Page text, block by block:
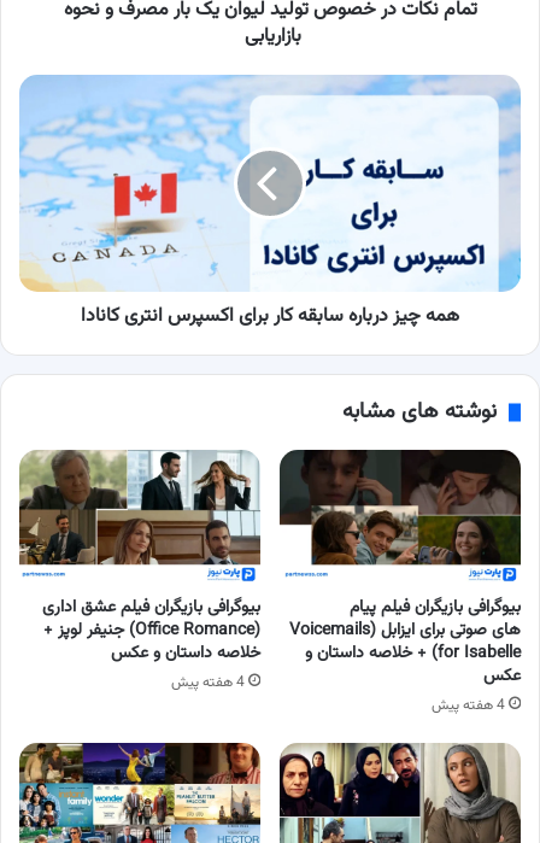
تمام نکات در خصوص تولید لیوان یک بار مصرف و نحوه
بازاریابی
همه
چیز
درباره
سابقه
انتری
کانادا
همه چیز درباره سابقه کار برای اکسپرس انتری کانادا
نوشته های مشابه
بیوگرافی بازیگران فیلم پیام
های صوتی برای ایزابل (Voicemails
for Isabelle) + خلاصه داستان و
عکس
4 هفته پیش
بیوگرافی بازیگران فیلم عشق اداری
(Office Romance) جنیفر لوپز +
خلاصه داستان و عکس
4 هفته پیش